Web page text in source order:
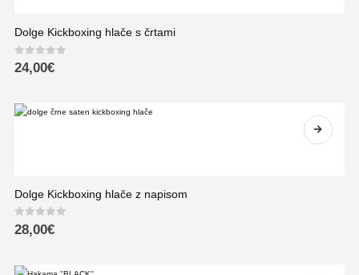
Dolge Kickboxing hlače s črtami
0out of 5
24,00€
Dolge Kickboxing hlače z napisom
0out of 5
28,00€